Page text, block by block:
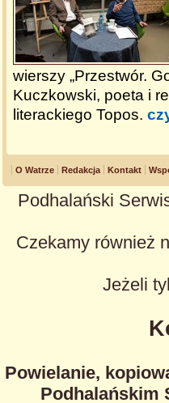
wierszy „Przestwór.
Kuczkowski, poeta i
literackiego Topos.
O Watrze Redakcja Kontakt
Podhalański
Czekamy również
Jeżeli
Powielanie,
Podhalańskim